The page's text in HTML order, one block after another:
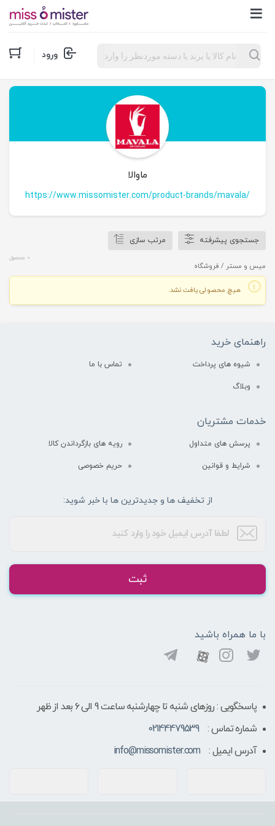
Products
search ورود
ماوالا
https://www.missomister.com/product-brands/mavala/
جستجوی پیشرفته مرتب سازی
میس و مستر / فروشگاه
0 محصول
هیچ محصولی یافت نشد.
راهنمای خرید
شیوه های پرداخت تماس با ما
وبلاگ
خدمات مشتریان
پرسش های متداول رویه های بازگرداندن کالا
شرایط و قوانین حریم خصوصی
از تخفیف ها و جدیدترین ها با خبر شوید:
ثبت
با ما همراه باشید
پاسخگویی : روزهای شنبه تا چهارشنبه ساعت 9 الی ۶ بعد از ظهر
شماره تماس :
02144479539
آدرس ایمیل :
info@missomister.com